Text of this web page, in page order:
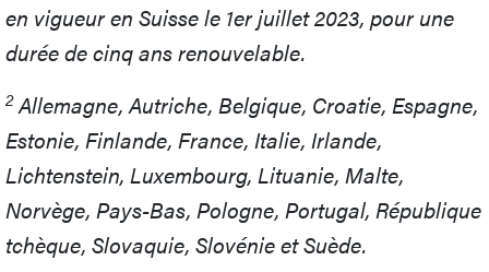
en vigueur en Suisse le 1er juillet 2023, pour une
durée de cinq ans renouvelable.
2Allemagne, Autriche, Belgique, Croatie, Espagne,
Estonie, Finlande, France, Italie, Irlande,
Lichtenstein, Luxembourg, Lituanie, Malte,
Norvège, Pays-Bas, Pologne, Portugal, République
tchèque, Slovaquie, Slovénie et Suède.